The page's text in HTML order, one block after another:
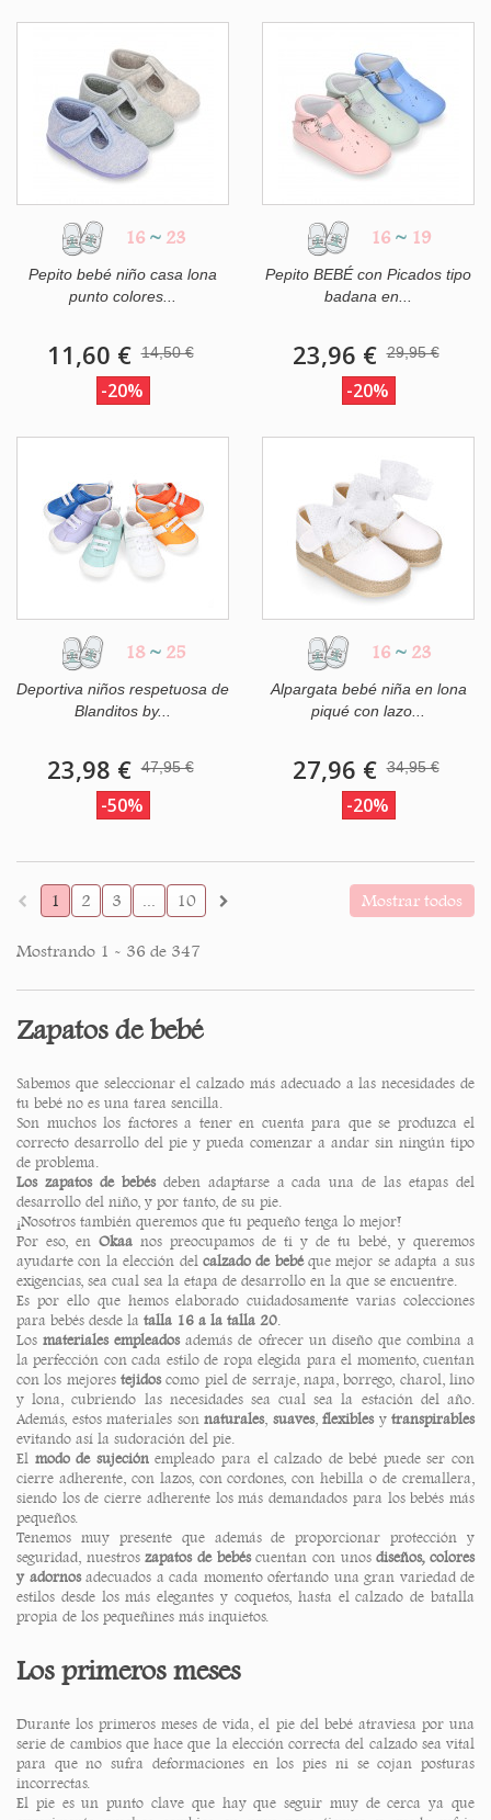
16 ~ 23
Pepito bebé niño casa lona
punto colores...
11,60 € 14,50 €
-20%
16 ~ 19
Pepito BEBÉ con Picados tipo
badana en...
23,96 € 29,95 €
-20%
18 ~ 25
Deportiva niños respetuosa de
Blanditos by...
23,98 € 47,95 €
-50%
16 ~ 23
Alpargata bebé niña en lona
piqué con lazo...
27,96 € 34,95 €
-20%
Mostrar todos
1 2 3 ... 10
Mostrando 1 - 36 de 347
Zapatos de bebé
Sabemos que seleccionar el calzado más adecuado a las necesidades de
tu bebé no es una tarea sencilla.
Son muchos los factores a tener en cuenta para que se produzca el
correcto desarrollo del pie y pueda comenzar a andar sin ningún tipo
de problema.
Los zapatos de bebés deben adaptarse a cada una de las etapas del
desarrollo del niño, y por tanto, de su pie.
¡Nosotros también queremos que tu pequeño tenga lo mejor!
Por eso, en Okaa nos preocupamos de ti y de tu bebé, y queremos
ayudarte con la elección del calzado de bebéque mejor se adapta a sus
exigencias, sea cual sea la etapa de desarrollo en la que se encuentre.
Es por ello que hemos elaborado cuidadosamente varias colecciones
para bebés desde la talla 16 a la talla 20
Losmateriales empleadosademás de ofrecer un diseño que combina a
la perfección con cada estilo de ropa elegida para el momento, cuentan
con los mejorestejidoscomo piel de serraje, napa, borrego, charol, lino
y lona, cubriendo las necesidades sea cual sea la estación del año.
Además, estos materiales son naturales, suaves, flexiblesy transpirables
evitando así la sudoración del pie.
El modo de sujeciónempleado para el calzado de bebé puede ser con
cierre adherente, con lazos, con cordones, con hebilla o de cremallera,
siendo los de cierre adherente los más demandados para los bebés más
pequeños.
Tenemos muy presente que además de proporcionar protección y
seguridad, nuestroszapatos de bebéscuentan con unosdiseños, colores
y adornosadecuados a cada momento ofertando una gran variedad de
estilos desde los más elegantes y coquetos, hasta el calzado de batalla
propia de los pequeñines más inquietos.
Los primeros meses
Durante los primeros meses de vida, el pie del bebé atraviesa por una
serie de cambios que hace que la elección correcta del calzado sea vital
para que no sufra deformaciones en los pies ni se cojan posturas
incorrectas.
El pie es un punto clave que hay que seguir muy de cerca ya que